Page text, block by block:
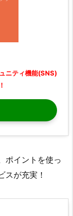
ニティ機能(SNS)
ポイントを使っ
スが充実！